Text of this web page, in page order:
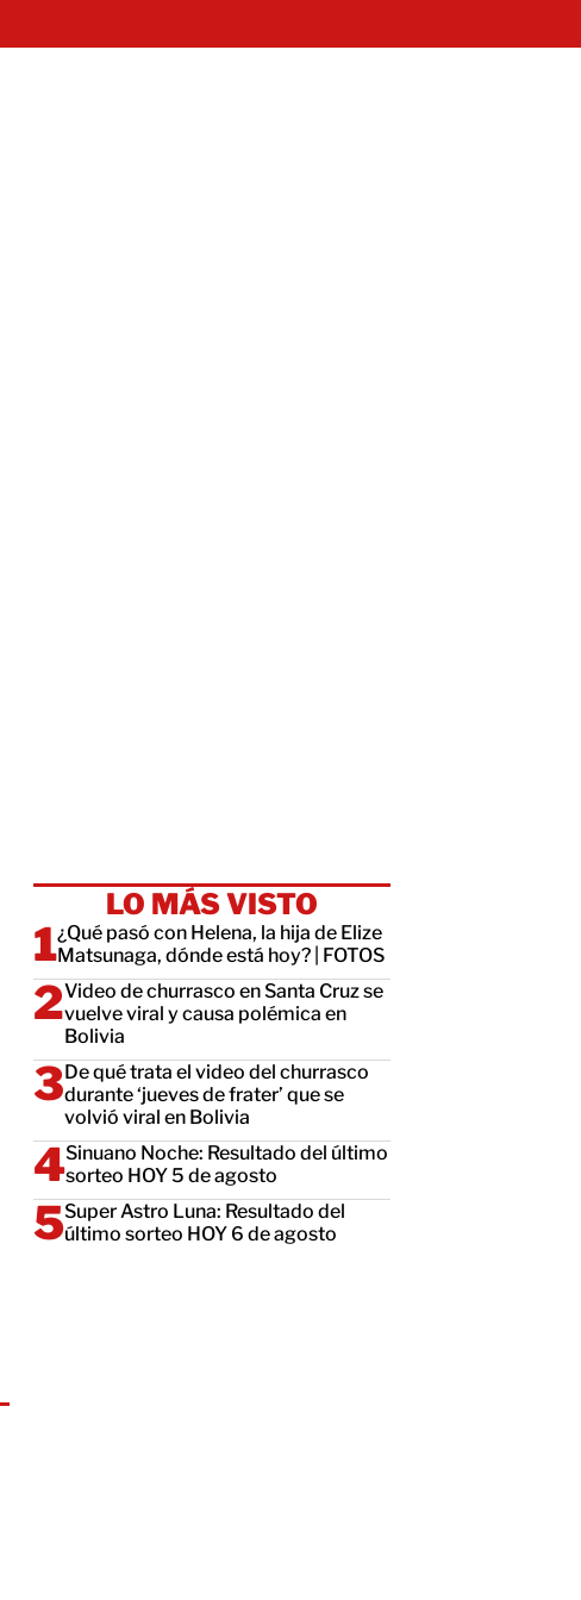
LO MÁS VISTO
¿Qué pasó con Helena, la hija de Elize
Matsunaga, dónde está hoy? | FOTOS
Video de churrasco en Santa Cruz se
vuelve viral y causa polémica en
Bolivia
De qué trata el video del churrasco
durante ‘jueves de frater’ que se
volvió viral en Bolivia
Sinuano Noche: Resultado del último
sorteo HOY 5 de agosto
Super Astro Luna: Resultado del
último sorteo HOY 6 de agosto